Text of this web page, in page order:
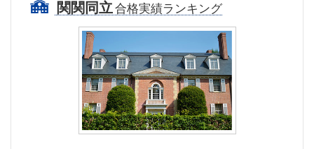
関関同立合格実績ランキング